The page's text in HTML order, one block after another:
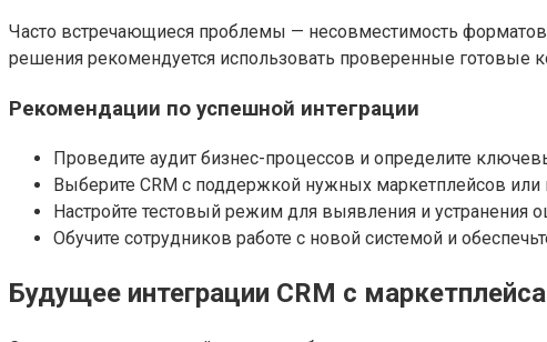
Часто встречающиеся проблемы — несовместимость
решения рекомендуется использовать проверенные готовые
Рекомендации по успешной интеграции
Проведите аудит бизнес-процессов и определите
Выберите CRM с поддержкой нужных маркетплейсов или
Настройте тестовый режим для выявления и устранения
Обучите сотрудников работе с новой системой и
Будущее интеграции CRM с